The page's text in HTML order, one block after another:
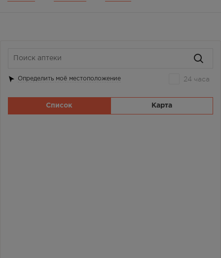
Определить моё местоположение 24 часа
Список Карта